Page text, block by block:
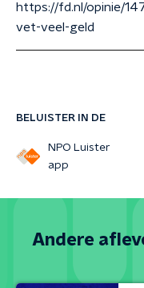
BELUISTER IN DE
NPO Luister
app
https://fd.nl/opinie/
vet-veel-geld
Andere